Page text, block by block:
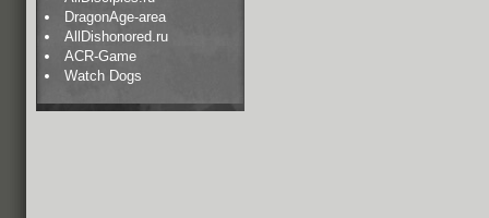
DragonAge-area
AllDishonored.ru
ACR-Game
Watch Dogs